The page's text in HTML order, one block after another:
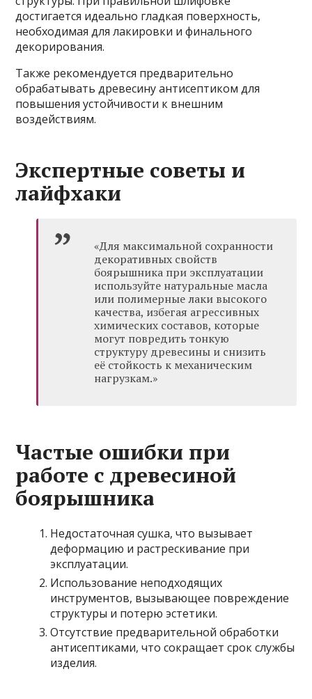
достигается идеально гладкая поверхность,
необходимая для лакировки и финального
декорирования.
Также рекомендуется предварительно
обрабатывать древесину антисептиком для
повышения устойчивости к внешним
воздействиям.
Экспертные советы и
лайфхаки
«Для максимальной сохранности
декоративных свойств
боярышника при эксплуатации
используйте натуральные масла
или полимерные лаки высокого
качества, избегая агрессивных
химических составов, которые
могут повредить тонкую
структуру древесины и снизить
её стойкость к механическим
нагрузкам.»
Частые ошибки при
работе с древесиной
боярышника
Недостаточная сушка, что вызывает
деформацию и растрескивание при
эксплуатации.
Использование неподходящих
инструментов, вызывающее повреждение
структуры и потерю эстетики.
Отсутствие предварительной обработки
антисептиками, что сокращает срок службы
изделия.